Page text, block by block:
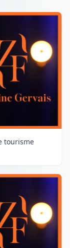
tourisme